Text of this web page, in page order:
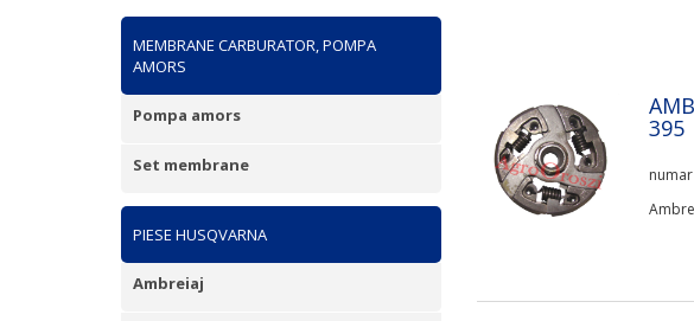
MEMBRANE CARBURATOR, POMPA
AMORS
Pompa amors
Set membrane
PIESE HUSQVARNA
Ambreiaj
395